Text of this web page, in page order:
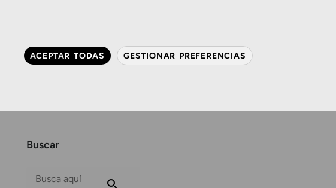
Contactología avanzada Audiología Gafas y mucho más
Buscar
ACEPTAR TODAS GESTIONAR PREFERENCIAS